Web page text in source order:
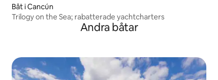
Båt i Cancún
Trilogy on the Sea; rabatterade yachtcharters
Andra båtar